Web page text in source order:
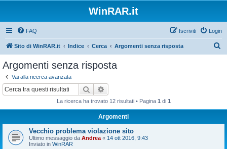
WinRAR.it
FAQ Login
Iscriviti
Sito di WinRAR.it Indice Cerca Argomenti senza risposta
Argomenti senza risposta
Vai alla ricerca avanzata
Cerca
La ricerca ha trovato 12 risultati • Pagina 1 di 1
Argomenti
Vecchio problema violazione sito
Ultimo messaggio da Andrea « 14 ott 2016, 9:43
Inviato in WinRAR